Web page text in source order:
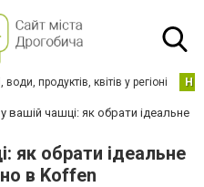
продуктів, квітів у регіоні Н
вашій чашці: як обрати ідеальне
як обрати ідеальне
в Koffen